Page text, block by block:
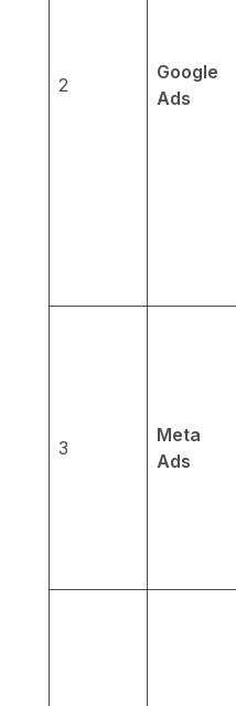
2
Google
Ads
3
Meta
Ads